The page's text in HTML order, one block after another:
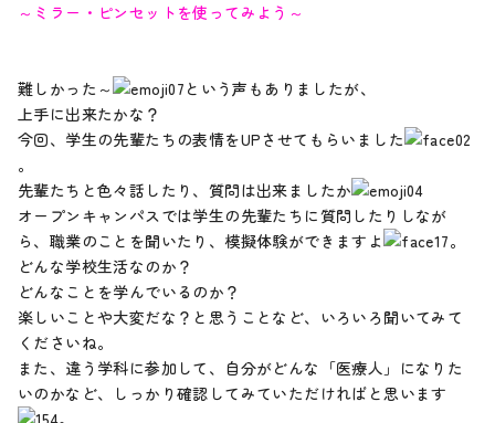
～ミラー・ピンセットを使ってみよう～
難しかった～
という声もありましたが、
上手に出来たかな？
今回、学生の先輩たちの表情をUPさせてもらいました
。
先輩たちと色々話したり、質問は出来ましたか
オープンキャンパスでは学生の先輩たちに質問したりしなが
ら、職業のことを聞いたり、模擬体験ができますよ
。
どんな学校生活なのか？
どんなことを学んでいるのか？
楽しいことや大変だな？と思うことなど、いろいろ聞いてみて
くださいね。
また、違う学科に参加して、自分がどんな「医療人」になりた
いのかなど、しっかり確認してみていただければと思います